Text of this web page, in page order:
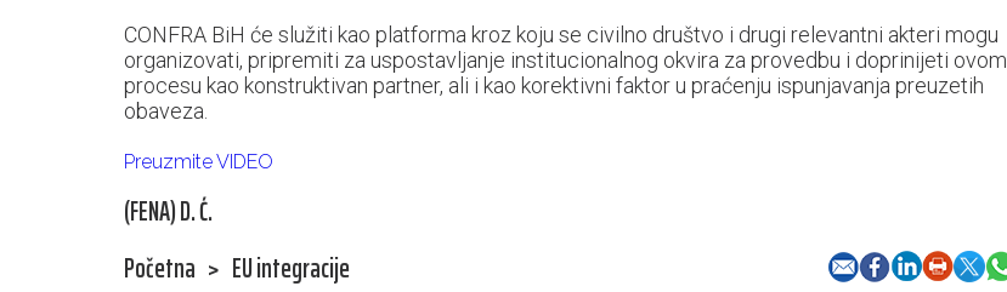
CONFRA BiH će služiti kao platforma kroz koju se civilno društvo i drugi relevantni akteri mogu
organizovati, pripremiti za uspostavljanje institucionalnog okvira za provedbu i doprinijeti ovom
procesu kao konstruktivan partner, ali i kao korektivni faktor u praćenju ispunjavanja preuzetih
obaveza.
Preuzmite VIDEO
(FENA) D. Ć.
Početna > EU integracije